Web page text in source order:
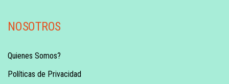
NOSOTROS
Quienes Somos?
Políticas de Privacidad